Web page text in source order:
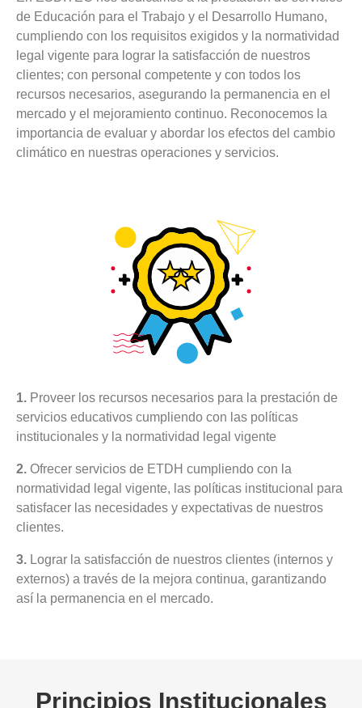
de Educación para el Trabajo y el Desarrollo Humano,
cumpliendo con los requisitos exigidos y la normatividad
legal vigente para lograr la satisfacción de nuestros
clientes; con personal competente y con todos los
recursos necesarios, asegurando la permanencia en el
mercado y el mejoramiento continuo. Reconocemos la
importancia de evaluar y abordar los efectos del cambio
climático en nuestras operaciones y servicios.
1. Proveer los recursos necesarios para la prestación de
servicios educativos cumpliendo con las políticas
institucionales y la normatividad legal vigente
2. Ofrecer servicios de ETDH cumpliendo con la
normatividad legal vigente, las políticas institucional para
satisfacer las necesidades y expectativas de nuestros
clientes.
3. Lograr la satisfacción de nuestros clientes (internos y
externos) a través de la mejora continua, garantizando
así la permanencia en el mercado.
Principios Institucionales